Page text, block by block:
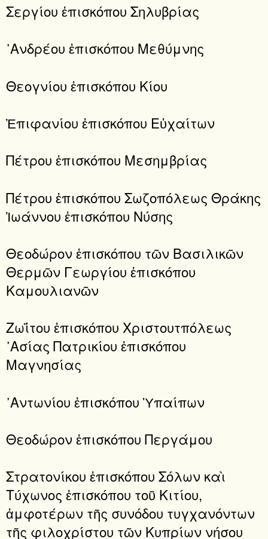
Σεργίου ἐπισκόπου Σηλυβρίας
᾿Ανδρέου ἐπισκόπου Μεθύμνης
Θεογνίου ἐπισκόπου Κίου
Ἐπιφανίου ἐπισκόπου Εὐχαίτων
Πέτρου ἐπισκόπου Μεσημβρίας
Πέτρου ἐπισκόπου Σωζοπόλεως Θράκης
Ἰωάννου ἐπισκόπου Νύσης
Θεοδώρον ἐπισκόπου τῶν Βασιλικῶν
Θερμῶν Γεωργίου ἐπισκόπου
Καμουλιανῶν
Ζωΐτου ἐπισκόπου Χριστουτπόλεως
᾿Ασίας Πατρικίου ἐπισκόπου
Μαγνησίας
᾿Αντωνίου ἐπισκόπου Ὑπαίπων
Θεοδώρον ἐπισκόπου Περγάμου
Στρατονίκου ἐπισκόπου Σόλων καὶ
Τύχωνος ἐπισκόπου τοῦ Κιτίου,
ἀμφοτέρων τῆς συνόδου τυγχανόντων
τῆς φιλοχρίστου τῶν Κυπρίων νήσου